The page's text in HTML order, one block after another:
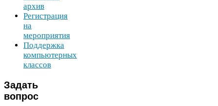
архив
Регистрация
на
мероприятия
Поддержка
компьютерных
классов
Задать
вопрос